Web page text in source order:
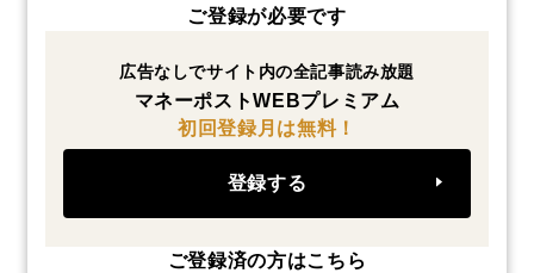
ご登録が必要です
広告なしでサイト内の全記事読み放題
マネーポストWEBプレミアム
初回登録月は無料！
登録する
ご登録済の方はこちら